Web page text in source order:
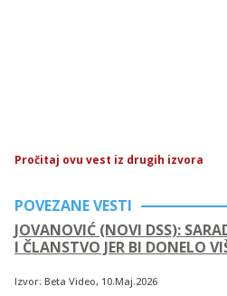
Pročitaj ovu vest iz drugih izvora
POVEZANE VESTI
JOVANOVIĆ (NOVI DSS):
I ČLANSTVO JER BI DONELO
Izvor: Beta Video, 10.Maj.2026